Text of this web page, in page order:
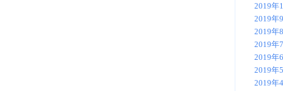
2019年
2019年
2019年
2019年
2019年
2019年
2019年